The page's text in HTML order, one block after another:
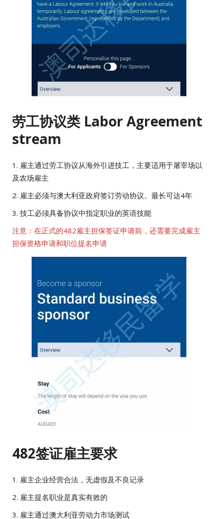
劳工协议类 Labor Agreement
stream
1. 雇主通过劳工协议从海外引进技工，主要适用于屠宰场以
及农场雇主
2. 雇主必须与澳大利亚政府签订劳动协议。最长可达4年
3. 技工必须具备协议中指定职业的英语技能
注意：在正式的482雇主担保签证申请前，还需要完成雇主
担保资格申请和职位提名申请
482签证雇主要求
1. 雇主企业经营合法，无虚假及不良记录
2. 雇主提名职业是真实有效的
3. 雇主通过澳大利亚劳动力市场测试